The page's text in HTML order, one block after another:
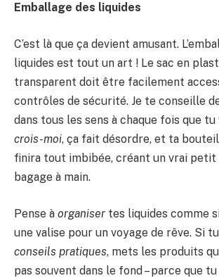
Emballage des liquides
C’est là que ça devient amusant.
liquides est tout un art ! Le sac en
transparent doit être facilement
contrôles de sécurité. Je te conseille
dans tous les sens à chaque fois que tu
crois-moi, ça fait désordre, et ta
finira tout imbibée, créant un vrai petit
bagage à main.
Pense à organiser tes liquides comme
une valise pour un voyage de rêve. Si
conseils pratiques, mets les produits
pas souvent dans le fond – parce que